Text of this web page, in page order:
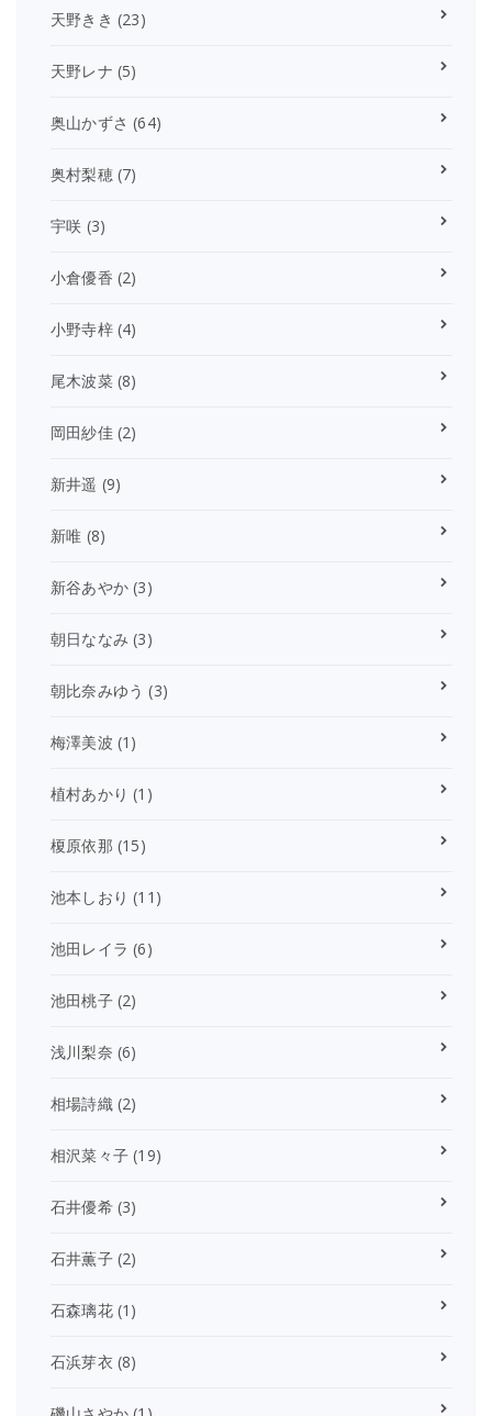
天野きき (23)
天野レナ (5)
奥山かずさ (64)
奥村梨穂(7)
宇咲 (3)
小倉優香 (2)
小野寺梓(4)
尾木波菜(8)
岡田紗佳(2)
新井遥 (9)
新唯 (8)
新谷あやか (3)
朝日ななみ (3)
朝比奈みゆう (3)
梅澤美波 (1)
植村あかり (1)
榎原依那 (15)
池本しおり (11)
池田レイラ (6)
池田桃子(2)
浅川梨奈 (6)
相場詩織 (2)
相沢菜々子 (19)
石井優希(3)
石井薫子(2)
石森璃花(1)
石浜芽衣 (8)